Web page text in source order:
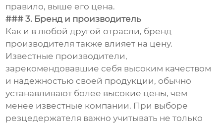
правило, выше его цена.
### 3. Бренд и производитель
Как и в любой другой отрасли, бренд
производителя также влияет на цену.
Известные производители,
зарекомендовавшие себя высоким качеством
и надежностью своей продукции, обычно
устанавливают более высокие цены, чем
менее известные компании. При выборе
резцедержателя важно учитывать не только